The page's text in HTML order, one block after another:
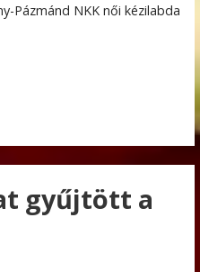
Pázmánd NKK női kézilabda
gyűjtött a